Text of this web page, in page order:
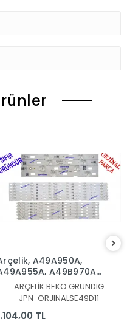
A49A950A,
A49B970A
LED BAR, Beko,
B49B970A, B49A955A,
B49A950A, LED BAR,
49GEU8955B,
ARÇELİK BEKO GRUNDIG
JPN-ORJINALSE49D11
TL